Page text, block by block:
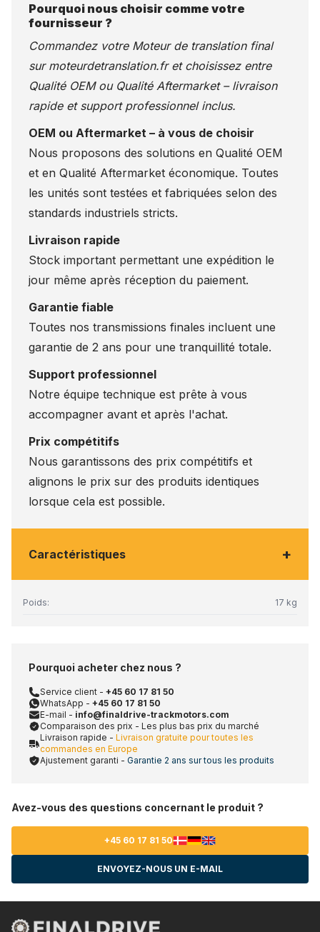
Pourquoi nous choisir comme votre
fournisseur ?
Commandez votre Moteur de translation final
sur moteurdetranslation.fret choisissez entre
Qualité OEM ou Qualité Aftermarket – livraison
rapide et support professionnel inclus.
OEM ou Aftermarket – à vous de choisir
Nous proposons des solutions en Qualité OEM
et en Qualité Aftermarket économique. Toutes
les unités sont testées et fabriquées selon des
standards industriels stricts.
Livraison rapide
Stock important permettant une expédition le
jour même après réception du paiement.
Garantie fiable
Toutes nos transmissions finales incluent une
garantie de 2 ans pour une tranquillité totale.
Support professionnel
Notre équipe technique est prête à vous
accompagner avant et après l'achat.
Prix compétitifs
Nous garantissons des prix compétitifs et
alignons le prix sur des produits identiques
lorsque cela est possible.
Caractéristiques +
Poids: 17 kg
Pourquoi acheter chez nous ?
Service client - +45 60 17 81 50
WhatsApp - +45 60 17 81 50
E-mail - info@finaldrive-trackmotors.com
Comparaison des prix - Les plus bas prix du marché
Livraison rapide - Livraison gratuite pour toutes les
commandes en Europe
Ajustement garanti - Garantie 2 ans sur tous les produits
Avez-vous des questions concernant le produit ?
+45 60 17 81 50
ENVOYEZ-NOUS UN E-MAIL